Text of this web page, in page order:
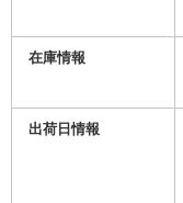
在庫情報
出荷日情報